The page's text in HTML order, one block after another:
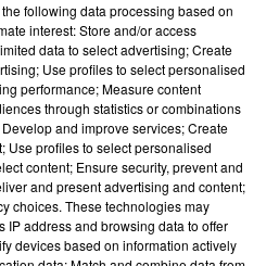
19 heures :
following data processing based on
interest: Store and/or access
data to select advertising; Create
Use profiles to select personalised
performance; Measure content
through statistics or combinations
and improve services; Create
Use profiles to select personalised
content; Ensure security, prevent and
and present advertising and content;
choices. These technologies may
IP address and browsing data to offer
devices based on information actively